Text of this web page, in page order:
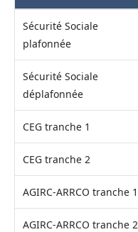
Sécurité Sociale
plafonnée
Sécurité Sociale
déplafonnée
CEG tranche 1
CEG tranche 2
AGIRC-ARRCO tranche 1
AGIRC-ARRCO tranche 2